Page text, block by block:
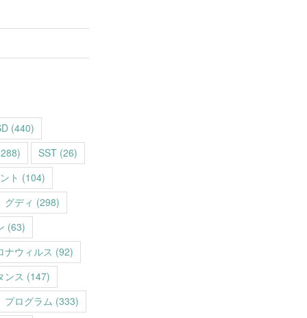
(440)
SST (26)
ト (104)
グディ (298)
(63)
ナウィルス (92)
ンス (147)
プログラム (333)